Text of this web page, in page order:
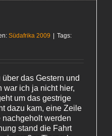
Südafrika 2009 | Tags:
das Gestern und
war ich ja nicht hier,
um das gestrige
dazu kam, eine Zeile
nachgeholt werden
stand die Fahrt